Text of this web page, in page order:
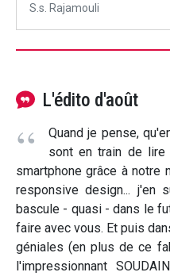
S.s. Rajamouli
L'édito d'août
Quand je pense,
sont en train de
smartphone grâce à notre
responsive design... j'en
bascule - quasi - dans le
faire avec vous. Et puis
géniales (en plus de ce
l'impressionnant